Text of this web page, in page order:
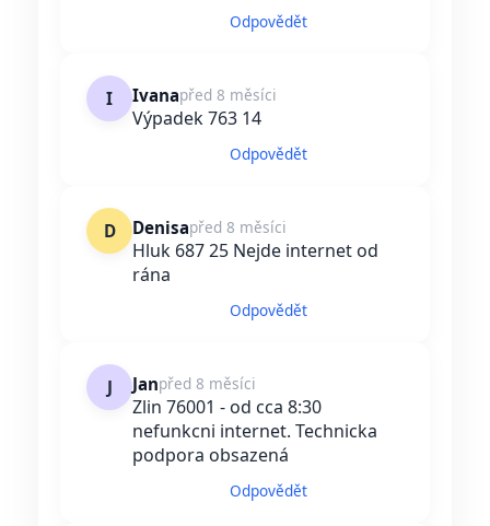
Odpovědět
I Ivanapřed 8 měsíci
Výpadek 763 14
Odpovědět
D Denisapřed 8 měsíci
Hluk 687 25 Nejde internet od
rána
Odpovědět
J Janpřed 8 měsíci
Zlin 76001 - od cca 8:30
nefunkcni internet. Technicka
podpora obsazená
Odpovědět